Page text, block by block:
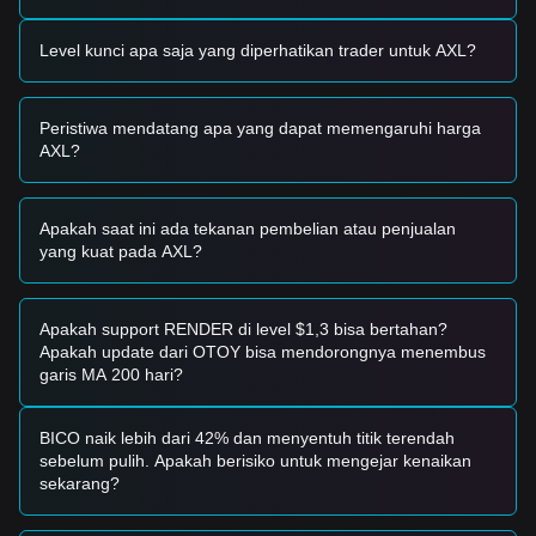
• Jika harga Axelar menembus di atas$0.8200dengan
peningkatan volume perdagangan yang signifikan, hal
tersebut dapat mengkonfirmasi tren naik baru.
Skenario Risiko
memasuki fase koreksi jangka pendek, berpotensi menguji
level support psikologis yang lebih rendah.
Strategi Beli
strategi berikut:
Investor Konservatif
support$0.6850untuk membeli secara bertahap.
• Atau, tunggu breakout yang dikonfirmasi dan penutupan
harian di atas$0.8200sebelum masuk ke pasar.
Investor Tren
bullish baru dapat terbentuk.
• Target harga berikutnya untuk tahap ini diperkirakan
sebesar $0.9500.
Investor Jangka Panjang
kunci$0.6500, tren jangka menengah hingga panjang
Level kunci apa saja yang diperhatikan trader untuk AXL?
Peristiwa mendatang apa yang dapat memengaruhi harga
AXL?
Apakah saat ini ada tekanan pembelian atau penjualan
yang kuat pada AXL?
Apakah support RENDER di level $1,3 bisa bertahan?
Apakah update dari OTOY bisa mendorongnya menembus
garis MA 200 hari?
BICO naik lebih dari 42% dan menyentuh titik terendah
sebelum pulih. Apakah berisiko untuk mengejar kenaikan
sekarang?